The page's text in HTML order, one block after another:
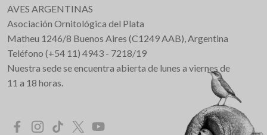
AVES ARGENTINAS
Asociación Ornitológica del Plata
Matheu 1246/8 Buenos Aires (C1249 AAB), Argentina
Teléfono (+54 11) 4943 - 7218/19
Nuestra sede se encuentra abierta de lunes a viernes de
11 a 18 horas.
Redes Sociales